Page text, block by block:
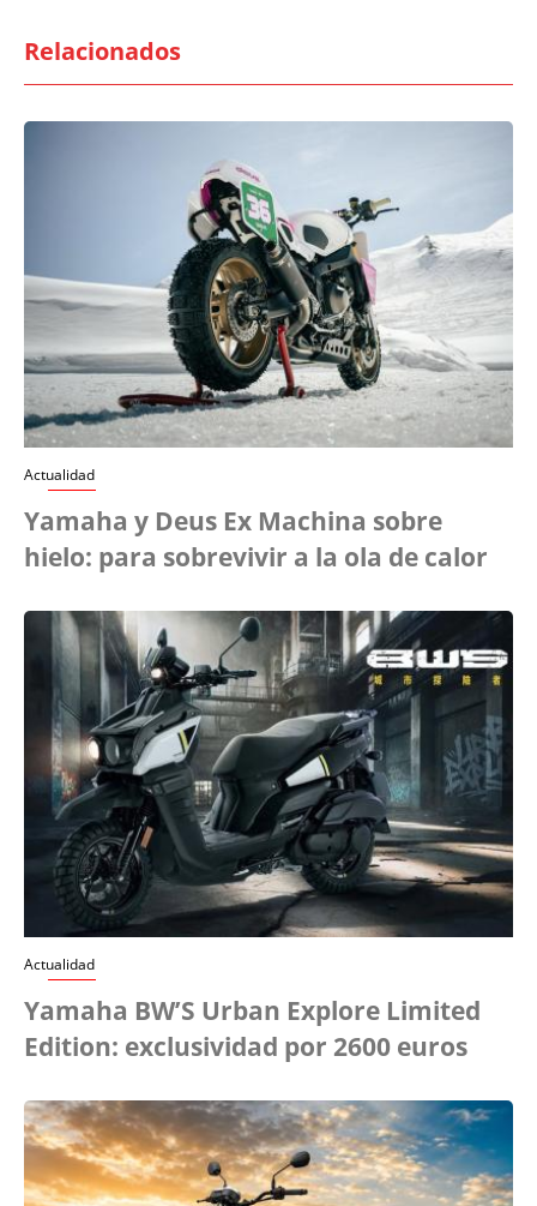
Relacionados
Actualidad
Yamaha y Deus Ex Machina sobre
hielo: para sobrevivir a la ola de calor
Actualidad
Yamaha BW’S Urban Explore Limited
Edition: exclusividad por 2600 euros